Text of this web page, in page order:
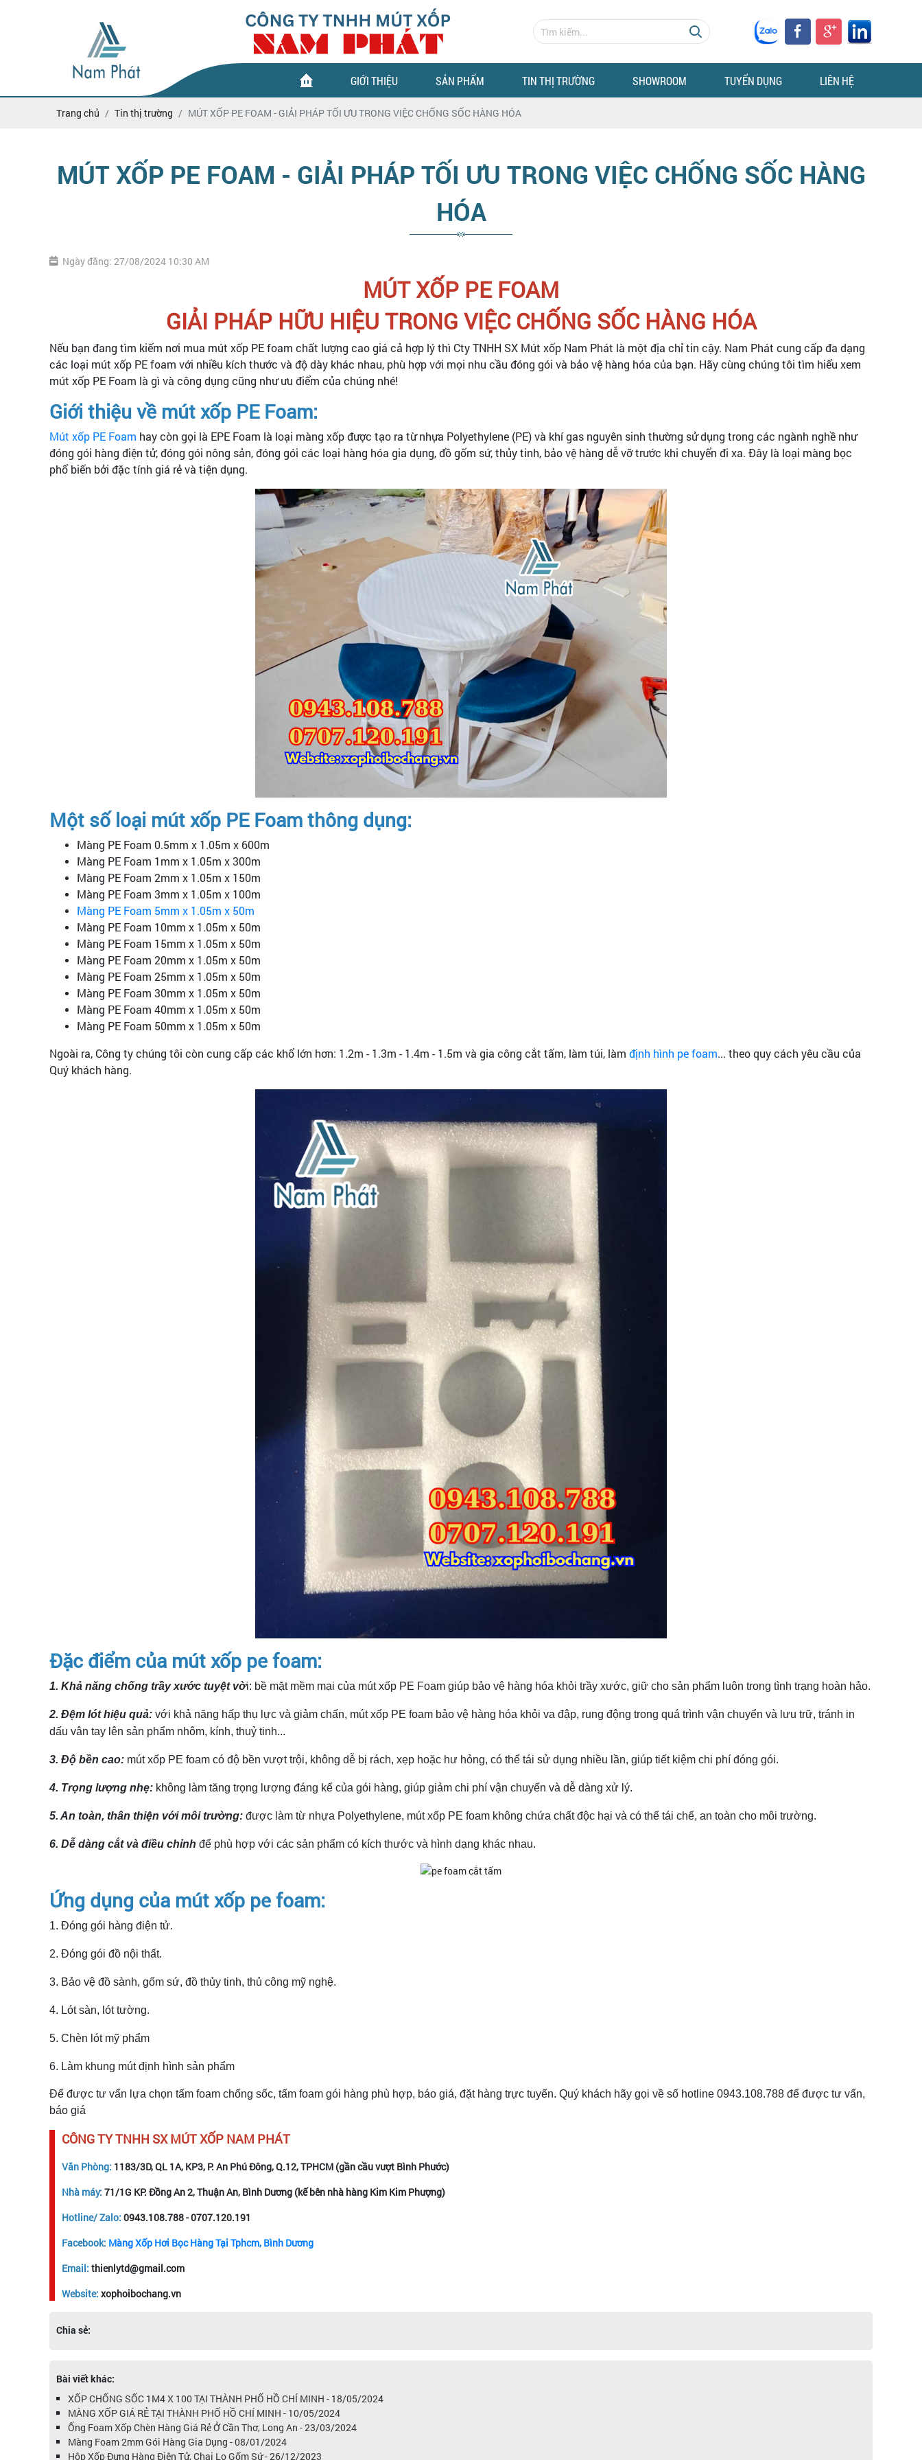
GIỚI THIỆU SẢN PHẨM TIN THỊ TRƯỜNG SHOWROOM TUYỂN DỤNG LIÊN HỆ
Trang chủ Tin thị trường MÚT XỐP PE FOAM - GIẢI PHÁP TỐI ƯU TRONG VIỆC CHỐNG SỐC HÀNG HÓA
MÚT XỐP PE FOAM - GIẢI PHÁP TỐI ƯU TRONG VIỆC CHỐNG SỐC HÀNG
HÓA
Ngày đăng: 27/08/2024 10:30 AM
MÚT XỐP PE FOAM
GIẢI PHÁP HỮU HIỆU TRONG VIỆC CHỐNG SỐC HÀNG HÓA
Nếu bạn đang tìm kiếm nơi mua mút xốp PE foam chất lượng cao giá cả hợp lý thì Cty TNHH SX Mút xốp Nam Phát là một địa chỉ tin cậy. Nam Phát cung cấp đa dạng
các loại mút xốp PE foam với nhiều kích thước và độ dày khác nhau, phù hợp với mọi nhu cầu đóng gói và bảo vệ hàng hóa của bạn. Hãy cùng chúng tôi tìm hiểu xem
mút xốp PE Foam là gì và công dụng cũng như ưu điểm của chúng nhé!
Giới thiệu về mút xốp PE Foam:
Mút xốp PE Foam hay còn gọi là EPE Foam là loại màng xốp được tạo ra từ nhựa Polyethylene (PE) và khí gas nguyên sinh thường sử dụng trong các ngành nghề như
đóng gói hàng điện tử, đóng gói nông sản, đóng gói các loại hàng hóa gia dụng, đồ gốm sứ, thủy tinh, bảo vệ hàng dễ vỡ trước khi chuyển đi xa. Đây là loại màng bọc
phổ biến bởi đặc tính giá rẻ và tiện dụng.
Một số loại mút xốp PE Foam thông dụng:
Màng PE Foam 0.5mm x 1.05m x 600m
Màng PE Foam 1mm x 1.05m x 300m
Màng PE Foam 2mm x 1.05m x 150m
Màng PE Foam 3mm x 1.05m x 100m
Màng PE Foam 5mm x 1.05m x 50m
Màng PE Foam 10mm x 1.05m x 50m
Màng PE Foam 15mm x 1.05m x 50m
Màng PE Foam 20mm x 1.05m x 50m
Màng PE Foam 25mm x 1.05m x 50m
Màng PE Foam 30mm x 1.05m x 50m
Màng PE Foam 40mm x 1.05m x 50m
Màng PE Foam 50mm x 1.05m x 50m
Ngoài ra, Công ty chúng tôi còn cung cấp các khổ lớn hơn: 1.2m - 1.3m - 1.4m - 1.5m và gia công cắt tấm, làm túi, làm định hình pe foam... theo quy cách yêu cầu của
Quý khách hàng.
Đặc điểm của mút xốp pe foam:
1. Khả năng chống trầy xước tuyệt vời: bề mặt mềm mại của mút xốp PE Foam giúp bảo vệ hàng hóa khỏi trầy xước, giữ cho sản phẩm luôn trong tình trạng hoàn hảo.
2. Đệm lót hiệu quả: với khả năng hấp thụ lực và giảm chấn, mút xốp PE foam bảo vệ hàng hóa khỏi va đập, rung động trong quá trình vận chuyển và lưu trữ, tránh in
dấu vân tay lên sản phẩm nhôm, kính, thuỷ tinh...
3. Độ bền cao: mút xốp PE foam có độ bền vượt trội, không dễ bị rách, xẹp hoặc hư hỏng, có thể tái sử dụng nhiều lần, giúp tiết kiệm chi phí đóng gói.
4. Trọng lượng nhẹ: không làm tăng trọng lượng đáng kể của gói hàng, giúp giảm chi phí vận chuyển và dễ dàng xử lý.
5. An toàn, thân thiện với môi trường: được làm từ nhựa Polyethylene, mút xốp PE foam không chứa chất độc hại và có thể tái chế, an toàn cho môi trường.
6. Dễ dàng cắt và điều chỉnh để phù hợp với các sản phẩm có kích thước và hình dạng khác nhau.
Ứng dụng của mút xốp pe foam:
1. Đóng gói hàng điện tử.
2. Đóng gói đồ nội thất.
3. Bảo vệ đồ sành, gốm sứ, đồ thủy tinh, thủ công mỹ nghệ.
4. Lót sàn, lót tường.
5. Chèn lót mỹ phẩm
6. Làm khung mút định hình sản phẩm
Để được tư vấn lựa chọn tấm foam chống sốc, tấm foam gói hàng phù hợp, báo giá, đặt hàng trực tuyến. Quý khách hãy gọi về số hotline 0943.108.788 để được tư vấn,
báo giá
CÔNG TY TNHH SX MÚT XỐP NAM PHÁT
Văn Phòng: 1183/3D, QL 1A, KP3, P. An Phú Đông, Q.12, TPHCM (gần cầu vượt Bình Phước)
Nhà máy: 71/1G KP. Đồng An 2, Thuận An, Bình Dương (kế bên nhà hàng Kim Kim Phượng)
Hotline/ Zalo: 0943.108.788 - 0707.120.191
Facebook: Màng Xốp Hơi Bọc Hàng Tại Tphcm, Bình Dương
Email: thienlytd@gmail.com
Website: xophoibochang.vn
Chia sẻ:
Bài viết khác:
XỐP CHỐNG SỐC 1M4 X 100 TẠI THÀNH PHỐ HỒ CHÍ MINH - 18/05/2024
MÀNG XỐP GIÁ RẺ TẠI THÀNH PHỐ HỒ CHÍ MINH - 10/05/2024
Ống Foam Xốp Chèn Hàng Giá Rẻ Ở Cần Thơ, Long An - 23/03/2024
Màng Foam 2mm Gói Hàng Gia Dụng - 08/01/2024
Hộp Xốp Đựng Hàng Điện Tử, Chai Lọ Gốm Sứ - 26/12/2023